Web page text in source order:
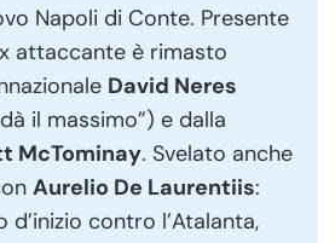
Napoli di Conte. Presente
attaccante è rimasto
David Neres
il massimo”) e dalla
McTominay. Svelato anche
Aurelio De Laurentiis:
contro l’Atalanta,